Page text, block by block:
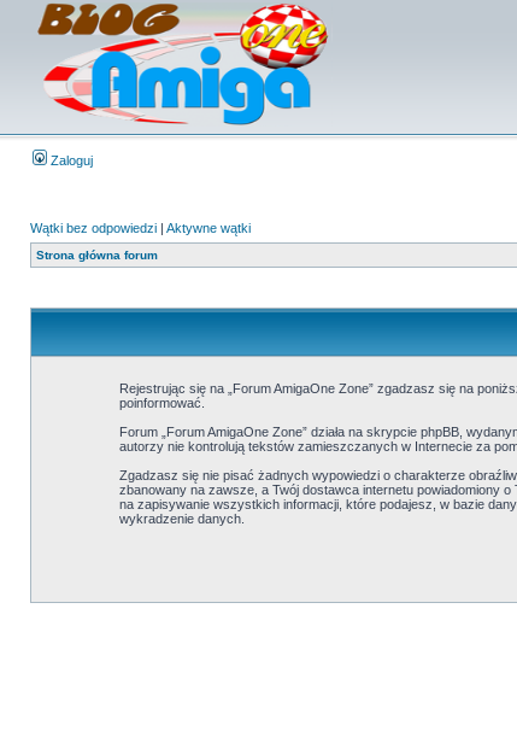
Zaloguj
Wątki bez odpowiedzi | Aktywne wątki
Strona główna forum
Rejestrując się na „Forum AmigaOne Zone” zgadzasz się na
poinformować.
Forum „Forum AmigaOne Zone” działa na skrypcie phpBB,
autorzy nie kontrolują tekstów zamieszczanych w Internecie za
Zgadzasz się nie pisać żadnych wypowiedzi o charakterze
zbanowany na zawsze, a Twój dostawca internetu powiadomiony
na zapisywanie wszystkich informacji, które podajesz, w bazie
wykradzenie danych.